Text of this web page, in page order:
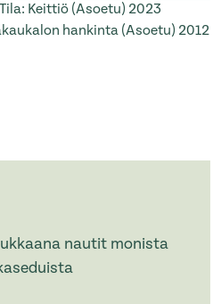
Keittiö (Asoetu) 2023
hankinta (Asoetu) 2012
nautit monista